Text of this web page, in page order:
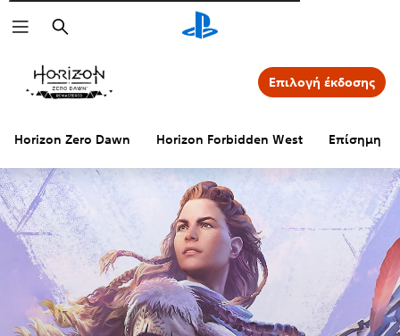
Αναζήτηση
Horizon Zero Dawn Horizon Forbidden West Επίσημη
Επιλογή έκδοσης